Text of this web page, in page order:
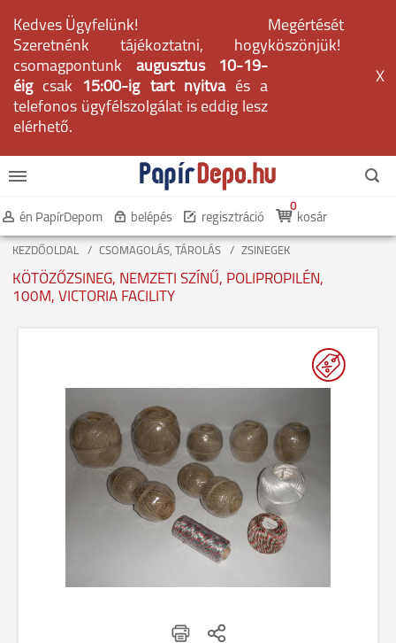
Kedves Ügyfelünk!
Szeretnénk tájékoztatni, hogy
csomagpontunk augusztus 10-19-
éig csak 15:00-ig tart nyitvaés a
telefonos ügyfélszolgálat is eddig lesz
elérhető.
Megértését
köszönjük!
X
én PapírDepom belépés regisztráció kosár
0
KEZDŐOLDAL CSOMAGOLÁS, TÁROLÁS ZSINEGEK
KÖTÖZŐZSINEG, NEMZETI SZÍNŰ, POLIPROPILÉN,
100M, VICTORIA FACILITY